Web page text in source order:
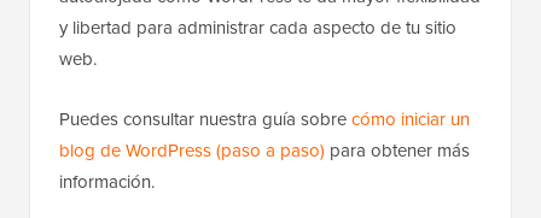
y libertad para administrar cada aspecto de tu sitio
web.
Puedes consultar nuestra guía sobrecómo iniciar un
blog de WordPress (paso a paso) para obtener más
información.